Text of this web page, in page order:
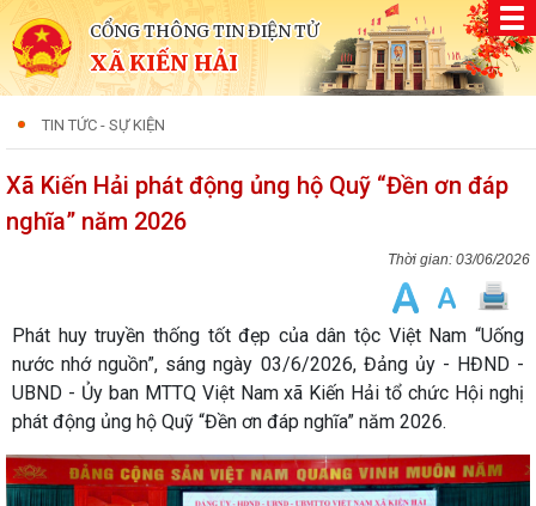
CỔNG THÔNG TIN ĐIỆN TỬ
XÃ KIẾN HẢI
TIN TỨC - SỰ KIỆN
Xã Kiến Hải phát động ủng hộ Quỹ “Đền ơn đáp
nghĩa” năm 2026
03/06/2026
Phát huy truyền thống tốt đẹp của dân tộc Việt Nam “Uống
nước nhớ nguồn”, sáng ngày 03/6/2026, Đảng ủy - HĐND -
UBND - Ủy ban MTTQ Việt Nam xã Kiến Hải tổ chức Hội nghị
phát động ủng hộ Quỹ “Đền ơn đáp nghĩa” năm 2026.